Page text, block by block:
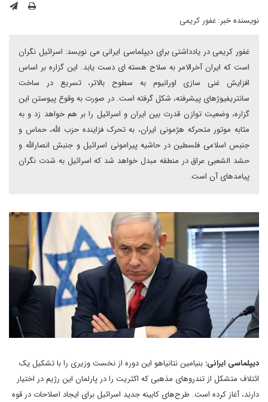
نویسنده خبر: غفور کریمی
غفور کریمی در یادداشتی برای دیپلماسی ایرانی می نویسد: اسرائیل نگران
است که ایران آخرالامر به سلاح هسته ای دست یابد. این گزاره بر اساس
افزایش غنی سازی اورانیوم به سطوح بالاتر، تسریع در ساخت
سانتریفیوژهای پیشرفته، شکل گرفته است. در صورت به وقوع پیوستن این
گزاره، وضعیت توازن قدرت بین ایران و اسرائیل را بر هم خواهد زد و به
مثابه موتور متحرکه هژمونی ایران، به تحرک فزاینده حزب الله، حماس و
جنبس اسلامی فلسطین در حاشیه پیرامونی اسرائیل و جنبش انصارالله و
حشد الشعبی عراق در منطقه مبدل خواهد شد که اسرائیل به شدت نگران
پیامدهای آن است.
دیپلماسی ایرانی: بنیامین نتانیاهو این دوره از نخست وزیری را با تشکیل یک
ائتلاف متشکل از تندروهای مذهبی که اکثریت را در پارلمان این رژیم در اختیار
دارند، آغاز کرده است. طرح‌های کابینه جدید اسرائیل برای ایجاد اصلاحات در قوه